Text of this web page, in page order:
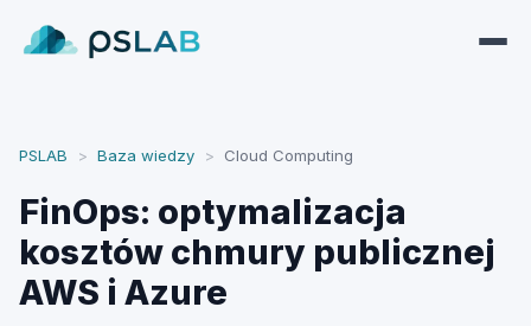
PSLAB > Baza wiedzy > Cloud Computing
FinOps: optymalizacja
kosztów chmury publicznej
AWS i Azure